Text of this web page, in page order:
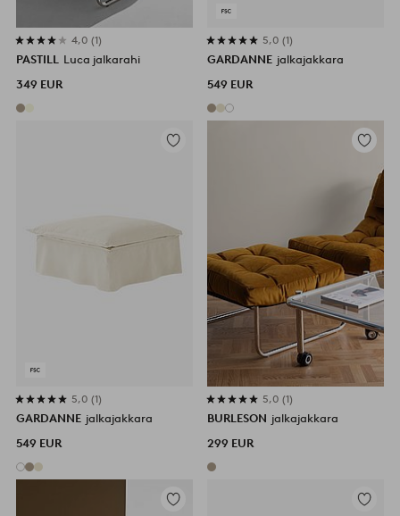
4,0 1
PASTILL Luca jalkarahi
349 EUR
5,0 1
GARDANNE jalkajakkara
549 EUR
Lisää
5,0 1
GARDANNE jalkajakkara
549 EUR
Lisää
5,0 1
BURLESON jalkajakkara
299 EUR
Lisää
Lisää